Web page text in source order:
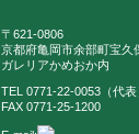
〒621-0806
京都府亀岡市余部町宝久
ガレリアかめおか内
TEL 0771-22-0053（代表
FAX 0771-25-1200